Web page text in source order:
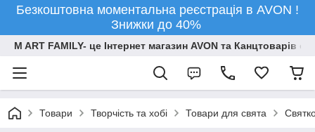
Безкоштовна моментальна реєстрація в AVON !
Знижки до 40%
M ART FAMILY- це Інтернет магазин AVON та Канцтоварів
Товари Творчiсть та хобi Товари для свята